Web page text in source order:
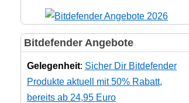
Bitdefender Angebote
Gelegenheit: Sicher Dir Bitdefender
Produkte aktuell mit 50% Rabatt,
bereits ab 24,95 Euro